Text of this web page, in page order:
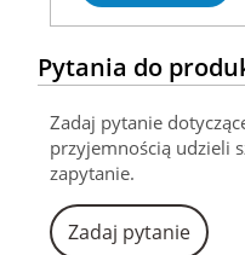
Pytania do
Zadaj pytanie
przyjemnością udzieli
zapytanie.
Zadaj pytanie